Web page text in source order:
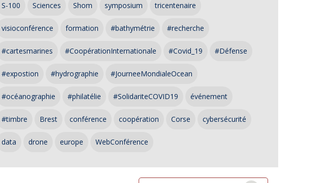
S-100 Sciences Shom symposium tricentenaire
visioconférence formation #bathymétrie #recherche
#cartesmarines #CoopérationInternationale #Covid_19 #Défense
#expostion #hydrographie #JourneeMondialeOcean
#océanographie #philatélie #SolidariteCOVID19 événement
#timbre Brest conférence coopération Corse cybersécurité
data drone europe WebConférence